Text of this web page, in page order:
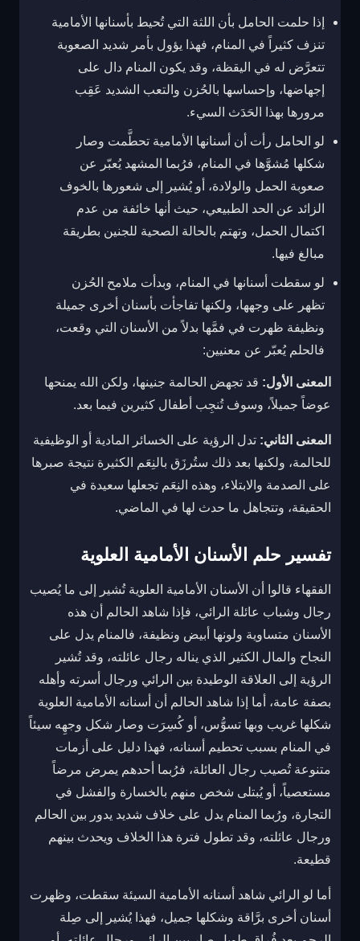
إذا حلمت الحامل بأن اللثة التي تُحيط بأسنانها الأمامية
تنزف كثيراً في المنام، فهذا يؤول بأمر شديد الصعوبة
تتعرَّض له في اليقظة، وقد يكون المنام دال على
إجهاضها، وإحساسها بالحُزن والتعب الشديد عَقِب
مرورها بهذا الحَدَث السيء.
لو الحامل رأت أن أسنانها الأمامية تحطَّمت وصار
شكلها مُشوَّها في المنام، فرُبما المشهد يُعبّر عن
صعوبة الحمل والولادة، أو يُشير إلى شعورها بالخوف
الزائد عن الحد الطبيعي، حيث أنها خائفة من عدم
اكتمال الحمل، وتهتم بالحالة الصحية للجنين بطريقة
مبالغ فيها.
لو سقطت أسنانها في المنام، وبدأت ملامح الحُزن
تظهر على وجهها، ولكنها تفاجأت بأسنان أخرى جميلة
ونظيفة ظهرت في فمَّها بدلاً من الأسنان التي وقعت،
فالحلم يُعبّر عن معنيين:
المعنى الأول: قد تجهض الحالمة جنينها، ولكن الله يمنحها
عوضاً جميلاً، وسوف تُنجِب أطفال كثيرين فيما بعد.
المعنى الثاني: تدل الرؤية على الخسائر المادية أو الوظيفية
للحالمة، ولكنها بعد ذلك ستُرزَق بالنِعَم الكثيرة نتيجة صبرها
على الصدمة والابتلاء، وهذه النِعَم تجعلها سعيدة في
الحقيقة، وتتجاهل ما حدث لها في الماضي.
تفسير حلم الأسنان الأمامية العلوية
الفقهاء قالوا أن الأسنان الأمامية العلوية تُشير إلى ما يُصيب
رجال وشباب عائلة الرائي، فإذا شاهد الحالم أن هذه
الأسنان متساوية ولونها أبيض ونظيفة، فالمنام يدل على
النجاح والمال الكثير الذي يناله رجال عائلته، وقد تُشير
الرؤية إلى العلاقة الوطيدة بين الرائي ورجال أسرته وأهله
بصفة عامة، أما إذا شاهد الحالم أن أسنانه الأمامية العلوية
شكلها غريب وبها تسوُّس، أو كُسِرَت وصار شكل وجهِه سيئاً
في المنام بسبب تحطيم أسنانه، فهذا دليل على أزمات
متنوعة تُصيب رجال العائلة، فرُبما أحدهم يمرض مرضاً
مستعصياً، أو يُبتلى شخص منهم بالخسارة والفشل في
التجارة، ورُبما المنام يدل على خلاف شديد يدور بين الحالم
ورجال عائلته، وقد تطول فترة هذا الخلاف ويحدث بينهم
قطيعة.
أما لو الرائي شاهد أسنانه الأمامية السيئة سقطت، وظهرت
أسنان أخرى برَّاقة وشكلها جميل، فهذا يُشير إلى صِلة